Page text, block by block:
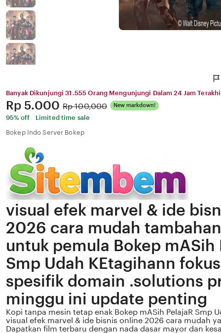
Banyak Dikunjungi 31.555 Orang Mengunjungi Dalam 24 Jam
Price:
Rp 5.000 Original
Price:
Rp 100,000 New markdown!
95% off
Limited time sale
Bokep Indo Server Bokep
visual efek marvel & ide
2026 cara mudah
untuk pemula Bokep mASih
Smp Udah KEtagihann
spesifik domain .solutions
minggu ini update penting
Kopi tanpa mesin tetap enak Bokep mASih PelajaR Smp
visual efek marvel & ide bisnis online 2026 cara mudah
Dapatkan film terbaru dengan nada dasar mayor dan